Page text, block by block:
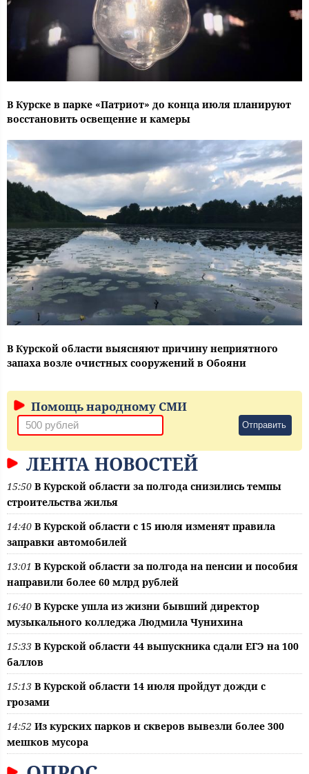
В Курске в парке «Патриот» до конца июля планируют
восстановить освещение и камеры
В Курской области выясняют причину неприятного
запаха возле очистных сооружений в Обояни
Помощь народному СМИ
Отправить
ЛЕНТА НОВОСТЕЙ
15:50 В Курской области за полгода снизились темпы
строительства жилья
14:40 В Курской области с 15 июля изменят правила
заправки автомобилей
13:01 В Курской области за полгода на пенсии и пособия
направили более 60 млрд рублей
16:40 В Курске ушла из жизни бывший директор
музыкального колледжа Людмила Чунихина
15:33 В Курской области 44 выпускника сдали ЕГЭ на 100
баллов
15:13 В Курской области 14 июля пройдут дожди с
грозами
14:52 Из курских парков и скверов вывезли более 300
мешков мусора